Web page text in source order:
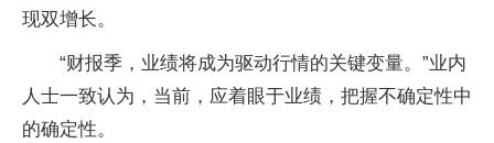
现双增长。
“财报季，业绩将成为驱动行情的关键变量。”业内
人士一致认为，当前，应着眼于业绩，把握不确定性中
的确定性。